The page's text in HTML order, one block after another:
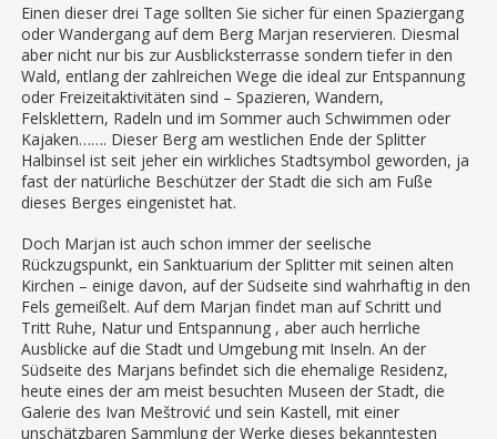
Einen dieser drei Tage sollten Sie sicher für einen Spaziergang
oder Wandergang auf dem Berg Marjan reservieren. Diesmal
aber nicht nur bis zur Ausblicksterrasse sondern tiefer in den
Wald, entlang der zahlreichen Wege die ideal zur Entspannung
oder Freizeitaktivitäten sind – Spazieren, Wandern,
Felsklettern, Radeln und im Sommer auch Schwimmen oder
Kajaken……. Dieser Berg am westlichen Ende der Splitter
Halbinsel ist seit jeher ein wirkliches Stadtsymbol geworden, ja
fast der natürliche Beschützer der Stadt die sich am Fuße
dieses Berges eingenistet hat.
Doch Marjan ist auch schon immer der seelische
Rückzugspunkt, ein Sanktuarium der Splitter mit seinen alten
Kirchen – einige davon, auf der Südseite sind wahrhaftig in den
Fels gemeißelt. Auf dem Marjan findet man auf Schritt und
Tritt Ruhe, Natur und Entspannung , aber auch herrliche
Ausblicke auf die Stadt und Umgebung mit Inseln. An der
Südseite des Marjans befindet sich die ehemalige Residenz,
heute eines der am meist besuchten Museen der Stadt, die
Galerie des Ivan Meštrović und sein Kastell, mit einer
unschätzbaren Sammlung der Werke dieses bekanntesten